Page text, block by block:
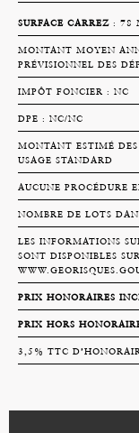
SURFACE CARREZ : 78
MONTANT MOYEN
PRÉVISIONNEL DES
IMPÔT FONCIER : NC
DPE : NC/NC
MONTANT ESTIMÉ DES
USAGE STANDARD
AUCUNE PROCÉDURE
NOMBRE DE LOTS
LES INFORMATIONS
SONT DISPONIBLES
PRIX HONORAIRES
PRIX HORS
3,5% TTC